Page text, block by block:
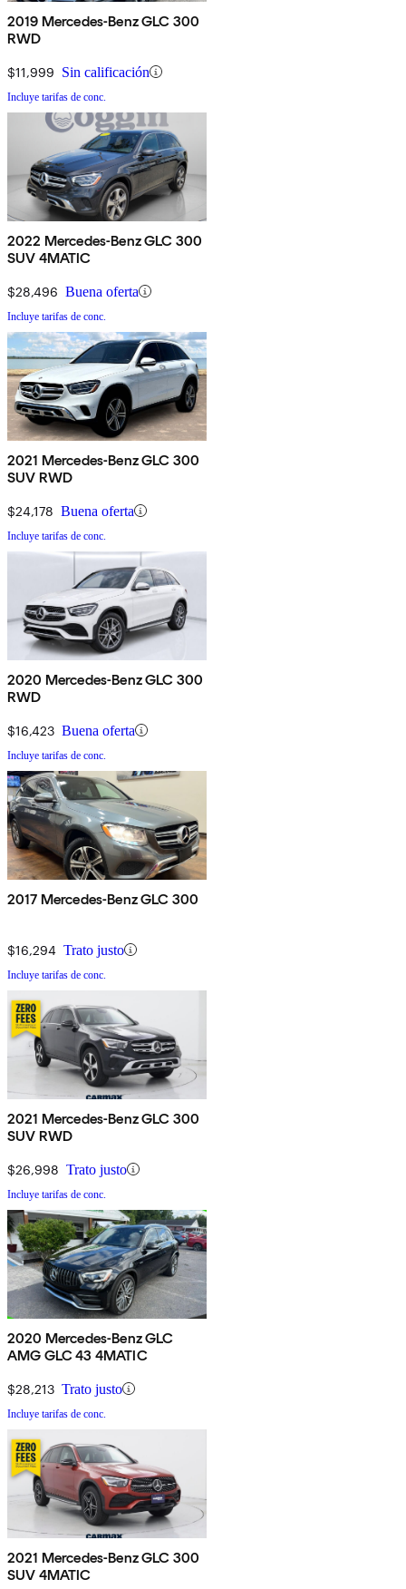
2019 Mercedes-Benz GLC 300
RWD
$11,999 Sin calificación
Incluye tarifas de conc.
2022 Mercedes-Benz GLC 300
SUV 4MATIC
$28,496 Buena oferta
Incluye tarifas de conc.
2021 Mercedes-Benz GLC 300
SUV RWD
$24,178 Buena oferta
Incluye tarifas de conc.
2020 Mercedes-Benz GLC 300
RWD
$16,423 Buena oferta
Incluye tarifas de conc.
2017 Mercedes-Benz GLC 300
$16,294 Trato justo
Incluye tarifas de conc.
2021 Mercedes-Benz GLC 300
SUV RWD
$26,998 Trato justo
Incluye tarifas de conc.
2020 Mercedes-Benz GLC
AMG GLC 43 4MATIC
$28,213 Trato justo
Incluye tarifas de conc.
2021 Mercedes-Benz GLC 300
SUV 4MATIC